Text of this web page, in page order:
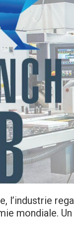
l’industrie
mondiale.